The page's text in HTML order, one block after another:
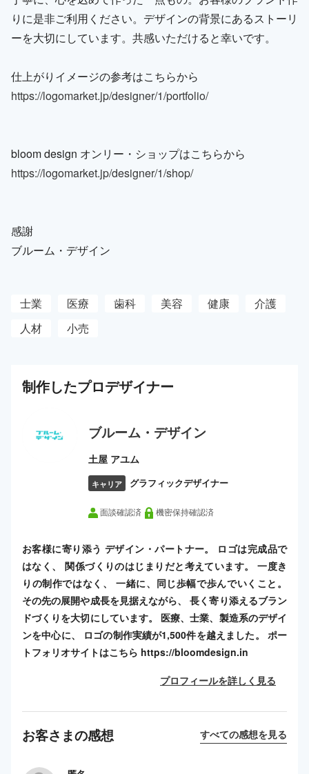
りに是非ご利用ください。デザインの背景にあるストーリ
ーを大切にしています。共感いただけると幸いです。
仕上がりイメージの参考はこちらから
https://logomarket.jp/designer/1/portfolio/
bloom design オンリー・ショップはこちらから
https://logomarket.jp/designer/1/shop/
感謝
ブルーム・デザイン
士業 医療 歯科 美容 健康
介護
人材
小売
制作したプロデザイナー
ブルーム・デザイン
土屋 アユム
キャリア グラフィックデザイナー
面談確認済 機密保持確認済
お客様に寄り添う デザイン・パートナー。 ロゴは完成品で
はなく、 関係づくりのはじまりだと考えています。 一度き
りの制作ではなく、 一緒に、同じ歩幅で歩んでいくこと。
その先の展開や成長を見据えながら、 長く寄り添えるブラン
ドづくりを大切にしています。 医療、士業、製造系のデザイ
ンを中心に、 ロゴの制作実績が1,500件を越えました。 ポー
トフォリオサイトはこちら https://bloomdesign.in
プロフィールを詳しく見る
お客さまの感想 すべての感想を見る